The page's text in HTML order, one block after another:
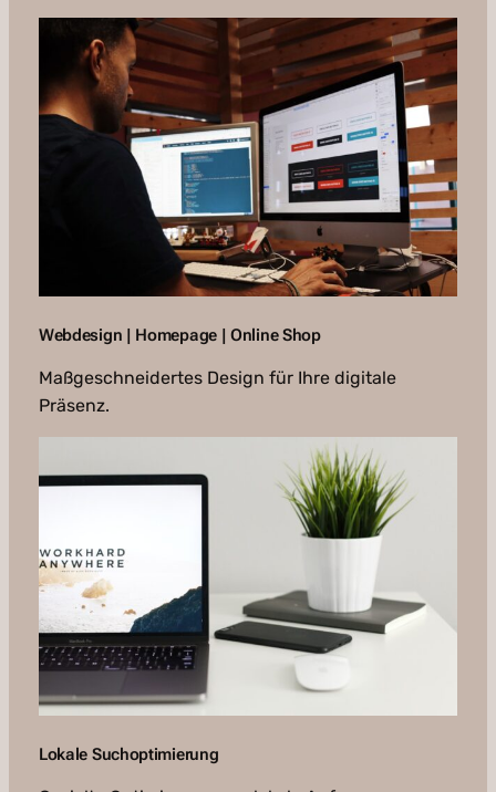
Webdesign | Homepage | Online Shop
Maßgeschneidertes Design für Ihre digitale
Präsenz.
Lokale Suchoptimierung